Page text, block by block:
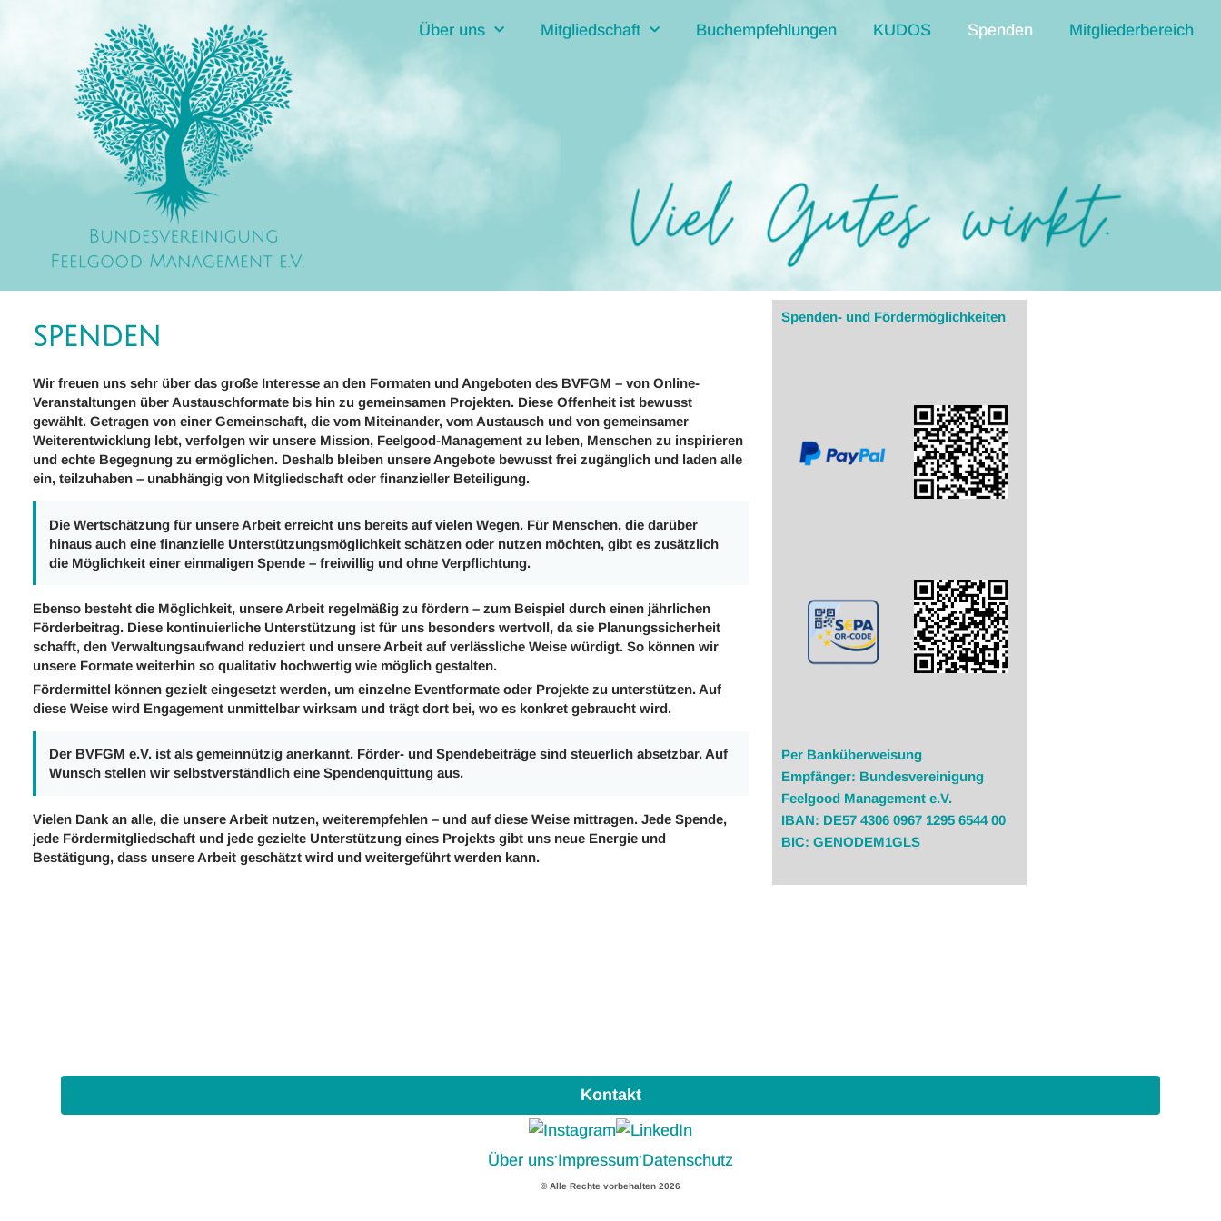
Über uns Mitgliedschaft Buchempfehlungen KUDOS Spenden Mitgliederbereich
SPENDEN
Wir freuen uns sehr über das große Interesse an den Formaten und Angeboten des BVFGM – von Online-
Veranstaltungen über Austauschformate bis hin zu gemeinsamen Projekten. Diese Offenheit ist bewusst
gewählt. Getragen von einer Gemeinschaft, die vom Miteinander, vom Austausch und von gemeinsamer
Weiterentwicklung lebt, verfolgen wir unsere Mission, Feelgood-Management zu leben, Menschen zu inspirieren
und echte Begegnung zu ermöglichen. Deshalb bleiben unsere Angebote bewusst frei zugänglich und laden alle
ein, teilzuhaben – unabhängig von Mitgliedschaft oder finanzieller Beteiligung.
Die Wertschätzung für unsere Arbeit erreicht uns bereits auf vielen Wegen. Für Menschen, die darüber
hinaus auch eine finanzielle Unterstützungsmöglichkeit schätzen oder nutzen möchten, gibt es zusätzlich
die Möglichkeit einer einmaligen Spende – freiwillig und ohne Verpflichtung.
Ebenso besteht die Möglichkeit, unsere Arbeit regelmäßig zu fördern – zum Beispiel durch einen jährlichen
Förderbeitrag. Diese kontinuierliche Unterstützung ist für uns besonders wertvoll, da sie Planungssicherheit
schafft, den Verwaltungsaufwand reduziert und unsere Arbeit auf verlässliche Weise würdigt. So können wir
unsere Formate weiterhin so qualitativ hochwertig wie möglich gestalten.
Fördermittel können gezielt eingesetzt werden, um einzelne Eventformate oder Projekte zu unterstützen. Auf
diese Weise wird Engagement unmittelbar wirksam und trägt dort bei, wo es konkret gebraucht wird.
Der BVFGM e.V. ist als gemeinnützig anerkannt. Förder- und Spendebeiträge sind steuerlich absetzbar. Auf
Wunsch stellen wir selbstverständlich eine Spendenquittung aus.
Vielen Dank an alle, die unsere Arbeit nutzen, weiterempfehlen – und auf diese Weise mittragen. Jede Spende,
jede Fördermitgliedschaft und jede gezielte Unterstützung eines Projekts gibt uns neue Energie und
Bestätigung, dass unsere Arbeit geschätzt wird und weitergeführt werden kann.
Spenden- und Fördermöglichkeiten
Per Banküberweisung
Empfänger: Bundesvereinigung
Feelgood Management e.V.
IBAN: DE57 4306 0967 1295 6544 00
BIC: GENODEM1GLS
Kontakt
Über uns·Impressum·Datenschutz
© Alle Rechte vorbehalten 2026